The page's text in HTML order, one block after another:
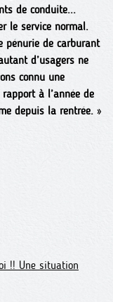
de conduite...
le service normal.
pénurie de carburant
d’usagers ne
connu une
à l’année de
depuis la rentrée. »
!! Une situation